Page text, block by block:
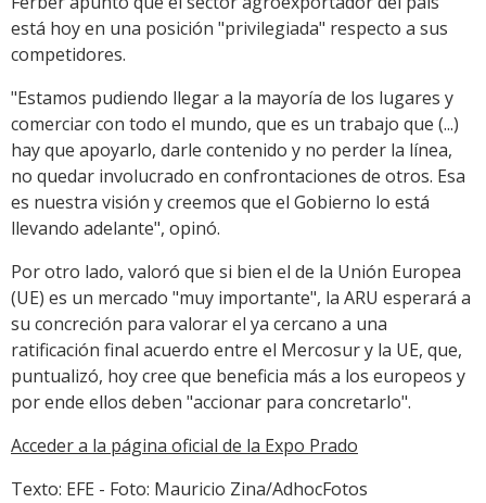
está hoy en una posición "privilegiada" respecto a sus
competidores.
"Estamos pudiendo llegar a la mayoría de los lugares y
comerciar con todo el mundo, que es un trabajo que (...)
hay que apoyarlo, darle contenido y no perder la línea,
no quedar involucrado en confrontaciones de otros. Esa
es nuestra visión y creemos que el Gobierno lo está
llevando adelante", opinó.
Por otro lado, valoró que si bien el de la Unión Europea
(UE) es un mercado "muy importante", la ARU esperará a
su concreción para valorar el ya cercano a una
ratificación final acuerdo entre el Mercosur y la UE, que,
puntualizó, hoy cree que beneficia más a los europeos y
por ende ellos deben "accionar para concretarlo".
Acceder a la página oficial de la Expo Prado
Texto: EFE - Foto: Mauricio Zina/AdhocFotos